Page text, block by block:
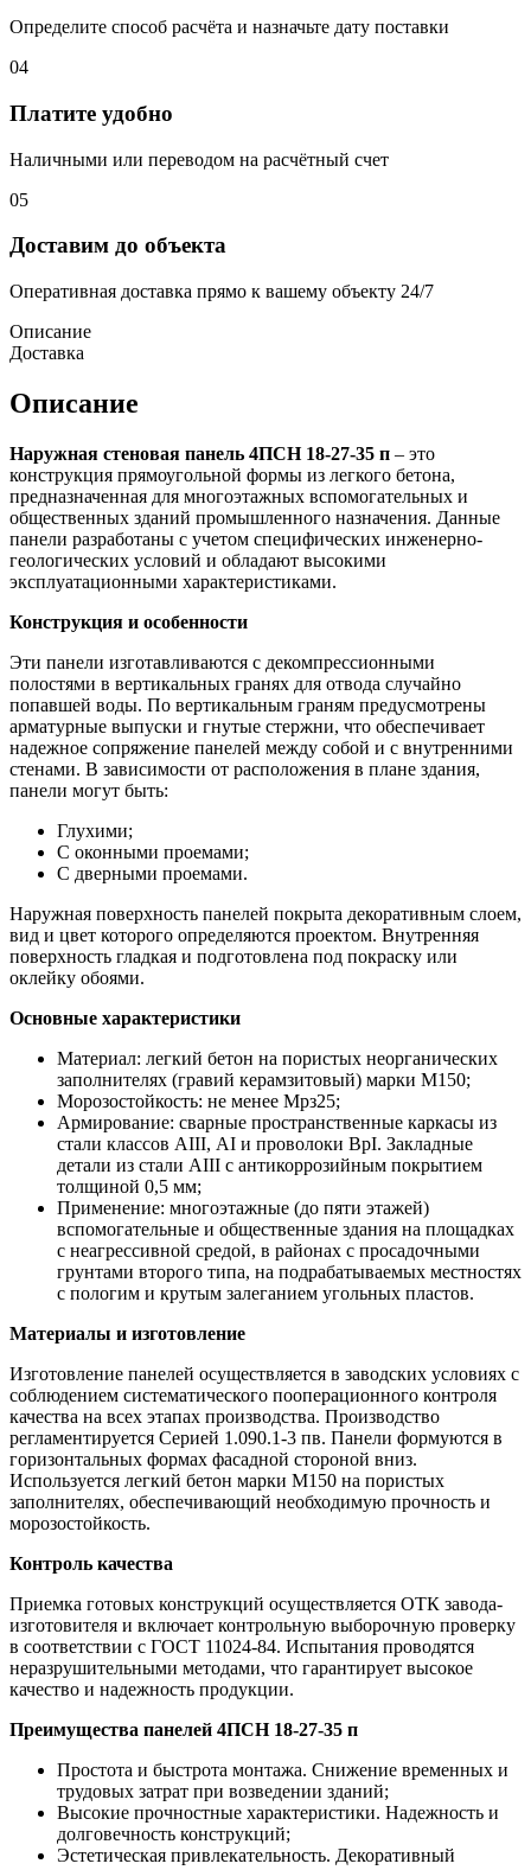
Определите способ расчёта и назначьте дату поставки
04
Платите удобно
Наличными или переводом на расчётный счет
05
Доставим до объекта
Оперативная доставка прямо к вашему объекту 24/7
Описание
Доставка
Описание
Наружная стеновая панель 4ПСН 18-27-35 п – это
конструкция прямоугольной формы из легкого бетона,
предназначенная для многоэтажных вспомогательных и
общественных зданий промышленного назначения. Данные
панели разработаны с учетом специфических инженерно-
геологических условий и обладают высокими
эксплуатационными характеристиками.
Конструкция и особенности
Эти панели изготавливаются с декомпрессионными
полостями в вертикальных гранях для отвода случайно
попавшей воды. По вертикальным граням предусмотрены
арматурные выпуски и гнутые стержни, что обеспечивает
надежное сопряжение панелей между собой и с внутренними
стенами. В зависимости от расположения в плане здания,
панели могут быть:
Глухими;
С оконными проемами;
С дверными проемами.
Наружная поверхность панелей покрыта декоративным слоем,
вид и цвет которого определяются проектом. Внутренняя
поверхность гладкая и подготовлена под покраску или
оклейку обоями.
Основные характеристики
Материал: легкий бетон на пористых неорганических
заполнителях (гравий керамзитовый) марки М150;
Морозостойкость: не менее Мрз25;
Армирование: сварные пространственные каркасы из
стали классов АIII, АI и проволоки ВрI. Закладные
детали из стали АIII с антикоррозийным покрытием
толщиной 0,5 мм;
Применение: многоэтажные (до пяти этажей)
вспомогательные и общественные здания на площадках
с неагрессивной средой, в районах с просадочными
грунтами второго типа, на подрабатываемых местностях
с пологим и крутым залеганием угольных пластов.
Материалы и изготовление
Изготовление панелей осуществляется в заводских условиях с
соблюдением систематического пооперационного контроля
качества на всех этапах производства. Производство
регламентируется Серией 1.090.1-3 пв. Панели формуются в
горизонтальных формах фасадной стороной вниз.
Используется легкий бетон марки М150 на пористых
заполнителях, обеспечивающий необходимую прочность и
морозостойкость.
Контроль качества
Приемка готовых конструкций осуществляется ОТК завода-
изготовителя и включает контрольную выборочную проверку
в соответствии с ГОСТ 11024-84. Испытания проводятся
неразрушительными методами, что гарантирует высокое
качество и надежность продукции.
Преимущества панелей 4ПСН 18-27-35 п
Простота и быстрота монтажа. Снижение временных и
трудовых затрат при возведении зданий;
Высокие прочностные характеристики. Надежность и
долговечность конструкций;
Эстетическая привлекательность. Декоративный